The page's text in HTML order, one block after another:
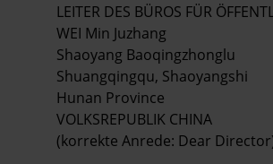
LEITER DES BÜROS FÜR
WEI Min Juzhang
Shaoyang Baoqingzhonglu
Shuangqingqu, Shaoyangshi
Hunan Province
VOLKSREPUBLIK CHINA
(korrekte Anrede: Dear